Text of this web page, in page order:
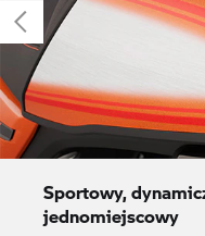
Sportowy,
jednomiejscowy